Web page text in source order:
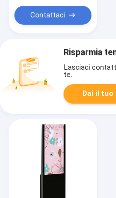
Contattaci
Risparmia
Lasciaci
te.
Dai il